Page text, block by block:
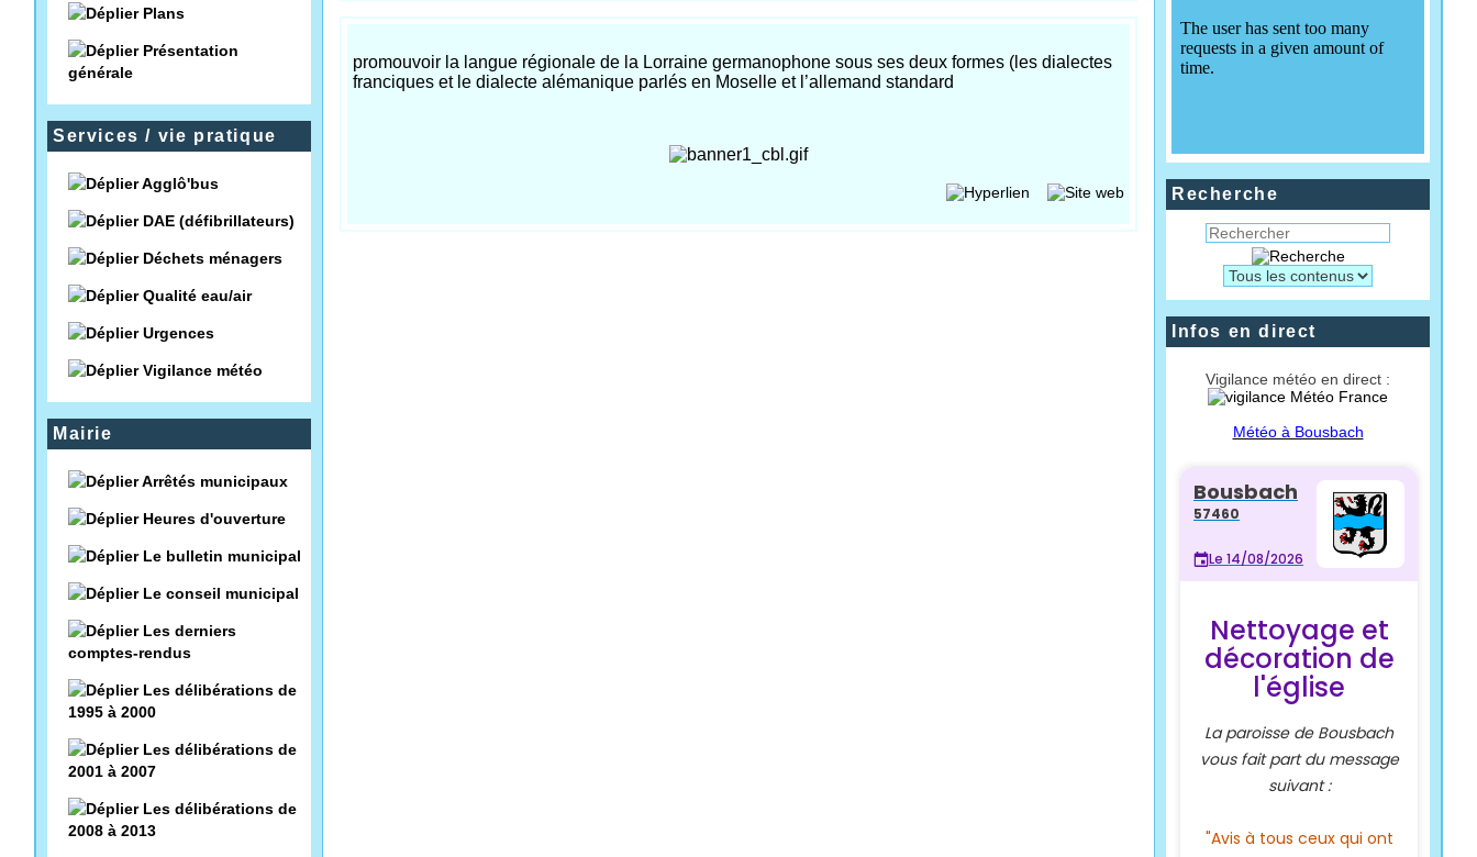
Plans
Présentation
générale
Services / vie pratique
Agglô'bus
DAE (défibrillateurs)
Déchets ménagers
Qualité eau/air
Urgences
Vigilance météo
Mairie
Arrêtés municipaux
Heures d'ouverture
Le bulletin municipal
Le conseil municipal
Les derniers
comptes-rendus
Les délibérations de
1995 à 2000
Les délibérations de
2001 à 2007
Les délibérations de
2008 à 2013
promouvoir la langue régionale de la Lorraine germanophone sous ses deux formes (les dialectes
franciques et le dialecte alémanique parlés en Moselle et l’allemand standard
Recherche
Infos en direct
Vigilance météo en direct :
Météo à Bousbach